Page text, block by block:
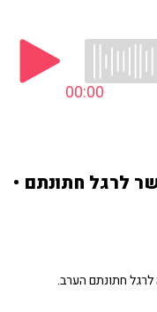
00:00
לרגל חתונתם •
לרגל חתונתם הערב.